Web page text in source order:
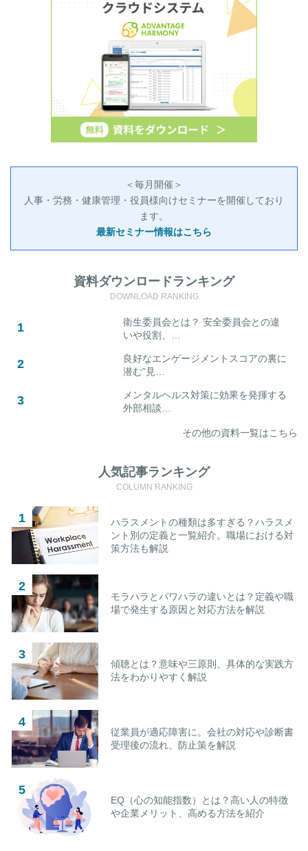
＜毎月開催＞
人事・労務・健康管理・役員様向けセミナーを開催しており
ます。
最新セミナー情報はこちら
資料ダウンロードランキング
DOWNLOAD RANKING
衛生委員会とは？ 安全委員会との違
いや役割、…
良好なエンゲージメントスコアの裏に
潜む”見…
メンタルヘルス対策に効果を発揮する
外部相談…
その他の資料一覧はこちら
人気記事ランキング
COLUMN RANKING
ハラスメントの種類は多すぎる？ハラスメ
ント別の定義と一覧紹介。職場における対
策方法も解説
モラハラとパワハラの違いとは？定義や職
場で発生する原因と対応方法を解説
傾聴とは？意味や三原則、具体的な実践方
法をわかりやすく解説
従業員が適応障害に。会社の対応や診断書
受理後の流れ、防止策を解説
EQ（心の知能指数）とは？高い人の特徴
や企業メリット、高める方法を紹介